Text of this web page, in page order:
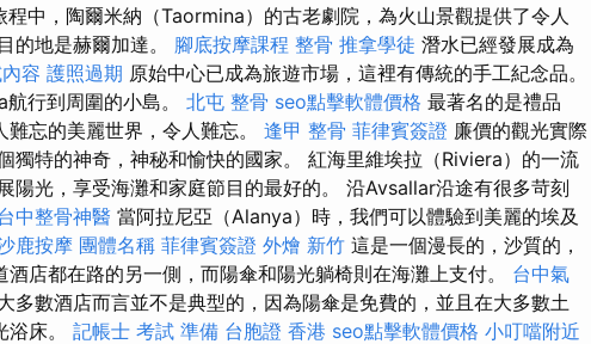
程中，陶爾米納（Taormina）的古老劇院，為火山景觀提供了令人
的地是赫爾加達。 腳底按摩課程 整骨 推拿學徒 潛水已經發展成為
容 護照過期 原始中心已成為旅遊市場，這裡有傳統的手工紀念品。
行到周圍的小島。 北屯 整骨 seo點擊軟體價格 最著名的是禮品
忘的美麗世界，令人難忘。 逢甲 整骨 菲律賓簽證 廉價的觀光實際
獨特的神奇，神秘和愉快的國家。 紅海里維埃拉（Riviera）的一流
陽光，享受海灘和家庭節目的最好的。 沿Avsallar沿途有很多苛刻
中整骨神醫 當阿拉尼亞（Alanya）時，我們可以體驗到美麗的埃及
鹿按摩 團體名稱 菲律賓簽證 外燴 新竹 這是一個漫長的，沙質的，
店都在路的另一側，而陽傘和陽光躺椅則在海灘上支付。 台中氣
多數酒店而言並不是典型的，因為陽傘是免費的，並且在大多數土
床。 記帳士 考試 準備 台胞證 香港 seo點擊軟體價格 小叮噹附近